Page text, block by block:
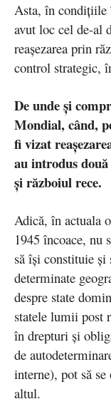
Asta, în condițiile
avut loc cel de-al
reașezarea prin
control strategic,
De unde și
Mondial, când,
fi vizat
au introdus
și războiul rece.
Adică, în actuala
1945 încoace, nu
să își constituie și
determinate
despre state
statele lumii post
în drepturi și
de
interne), pot să
altul.